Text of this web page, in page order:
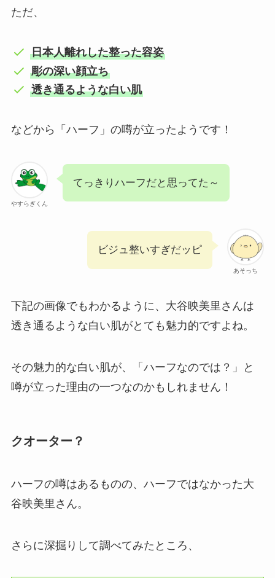
ただ、
日本人離れした整った容姿
彫の深い顔立ち
透き通るような白い肌
などから「ハーフ」の噂が立ったようです！
やすらぎくん
てっきりハーフだと思ってた～
あそっち
ビジュ整いすぎだッピ
下記の画像でもわかるように、大谷映美里さんは
透き通るような白い肌がとても魅力的ですよね。
その魅力的な白い肌が、「ハーフなのでは？」と
噂が立った理由の一つなのかもしれません！
クオーター？
ハーフの噂はあるものの、ハーフではなかった大
谷映美里さん。
さらに深掘りして調べてみたところ、